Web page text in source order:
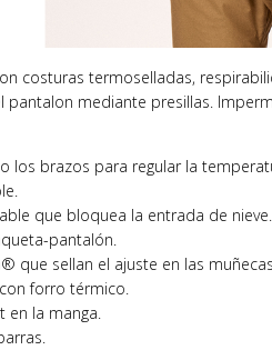
costuras termoselladas,
pantalon mediante presillas.
los brazos para regular la
que bloquea la entrada de nieve.
pantalón.
que sellan el ajuste en las
forro térmico.
en la manga.